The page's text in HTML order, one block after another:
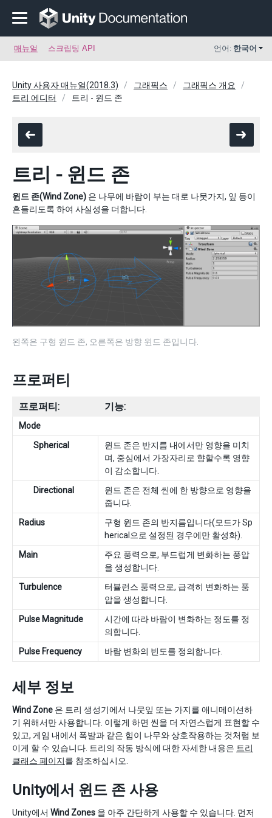
매뉴얼 스크립팅 API 언어: 한국어
Unity 사용자 매뉴얼(2018.3) 그래픽스
그래픽스 개요
트리 에디터
트리 - 윈드 존
트리 - 윈드 존
윈드 존(Wind Zone) 은 나무에 바람이 부는 대로 나뭇가지, 잎 등이
흔들리도록 하여 사실성을 더합니다.
왼쪽은 구형 윈드 존, 오른쪽은 방향 윈드 존입니다.
프로퍼티
프로퍼티: 기능:
Mode
Spherical
윈드 존은 반지름 내에서만 영향을 미치
며, 중심에서 가장자리로 향할수록 영향
이 감소합니다.
Directional
윈드 존은 전체 씬에 한 방향으로 영향을
줍니다.
Radius
구형 윈드 존의 반지름입니다(모드가 Sp
herical으로 설정된 경우에만 활성화).
Main
주요 풍력으로, 부드럽게 변화하는 풍압
을 생성합니다.
Turbulence
터뷸런스 풍력으로, 급격히 변화하는 풍
압을 생성합니다.
Pulse Magnitude
시간에 따라 바람이 변화하는 정도를 정
의합니다.
Pulse Frequency
바람 변화의 빈도를 정의합니다.
세부 정보
Wind Zone 은 트리 생성기에서 나뭇잎 또는 가지를 애니메이션하
기 위해서만 사용합니다. 이렇게 하면 씬을 더 자연스럽게 표현할 수
있고, 게임 내에서 폭발과 같은 힘이 나무와 상호작용하는 것처럼 보
이게 할 수 있습니다. 트리의 작동 방식에 대한 자세한 내용은 트리
클래스 페이지를 참조하십시오.
Unity에서 윈드 존 사용
Unity에서 Wind Zones 을 아주 간단하게 사용할 수 있습니다. 먼저